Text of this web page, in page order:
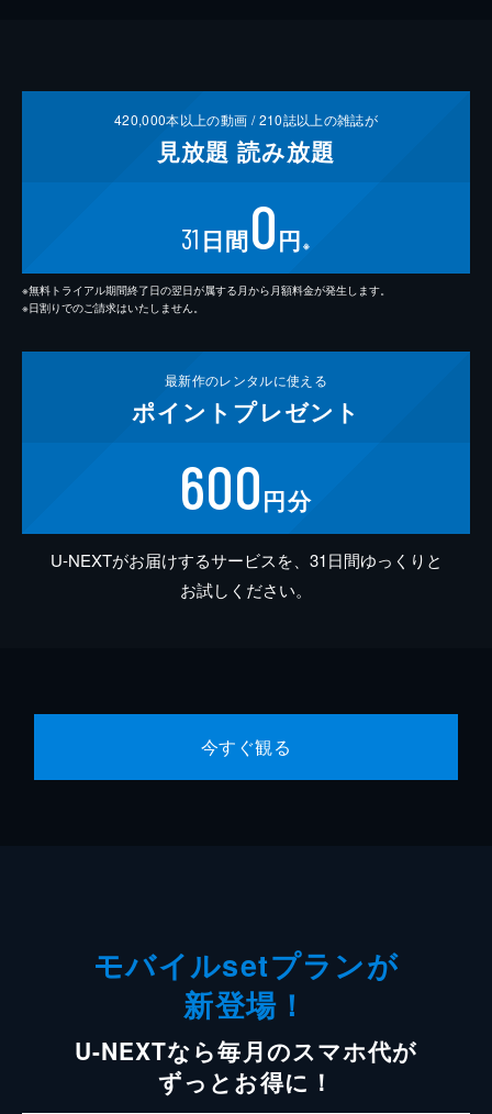
420,000本以上の動画 /210誌以上の雑誌が
見放題 読み放題
31 日間0円 ※
※無料トライアル期間終了日の翌日が属する月から月額料金が発生します。
※日割りでのご請求はいたしません。
最新作のレンタルに使える
ポイント プレゼント
600円分
U-NEXTがお届けするサービスを、31日間ゆっくりと
お試しください。
今すぐ観る
モバイルsetプランが
新登場！
U-NEXTなら毎月のスマホ代が
ずっとお得に！